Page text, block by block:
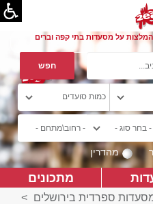
על מסעדות בתי קפה וברים
מהדרין
מתכונים
ספרדית בירושלים >